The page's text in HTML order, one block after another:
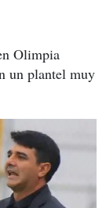
Olimpia
un plantel muy